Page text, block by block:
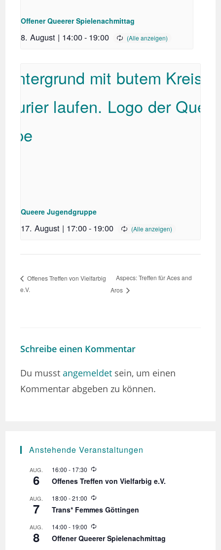
Offener Queerer Spielenachmittag
8. August | 14:00- 19:00
Queere Jugendgruppe
17. August | 17:00- 19:00
Offenes Treffen von Vielfarbig
e.V.
Aspecs: Treffen für Aces and
Aros
Schreibe einen Kommentar
Du musstangemeldet sein, um einen
Kommentar abgeben zu können.
Anstehende Veranstaltungen
AUG.
6
16:00 - 17:30
W
e
e
r
o
u
Offenes Treffen von Vielfarbig e.V.
AUG.
7
18:00 -21:00
W
e
e
r
Trans* Femmes Göttingen
AUG.
8
14:00 - 19:00
W
e
Offener Queerer Spielenachmittag